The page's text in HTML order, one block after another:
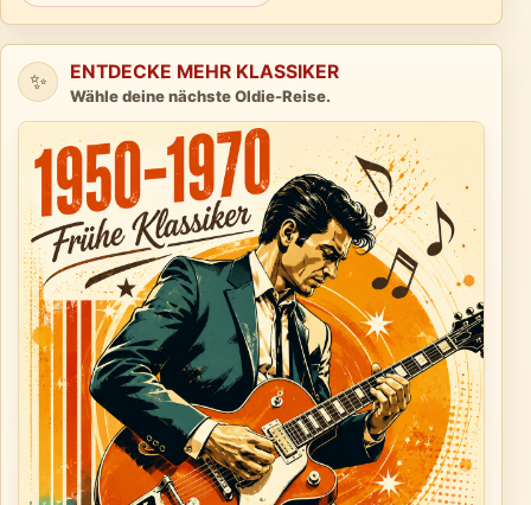
✨ ENTDECKE MEHR KLASSIKER
Wähle deine nächste Oldie-Reise.